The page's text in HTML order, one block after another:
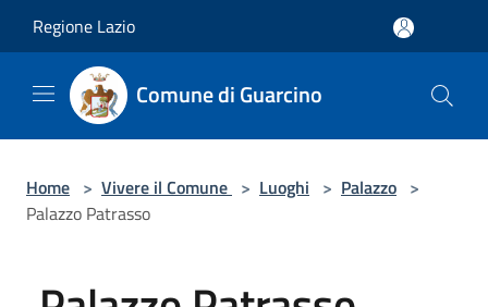
Regione Lazio
Comune di Guarcino
Home > Vivere il Comune > Luoghi > Palazzo >
Palazzo Patrasso